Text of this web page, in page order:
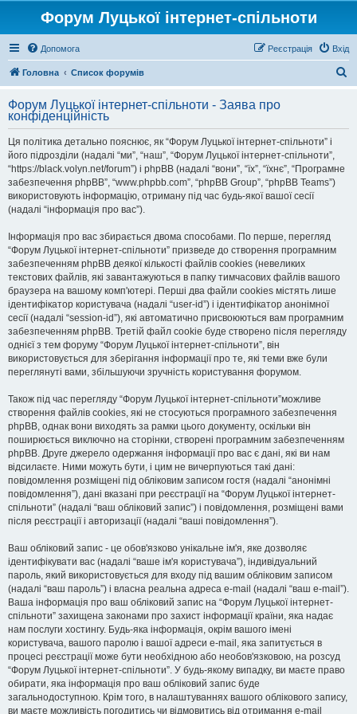
Форум Луцької інтернет-спільноти
Допомога Вхід
Реєстрація
Головна Список форумів
у
Форум Луцької інтернет-спільноти - Заява про
конфіденційність
Ця політика детально пояснює, як “Форум Луцької інтернет-спільноти” і
його підрозділи (надалі “ми”, “наш”, “Форум Луцької інтернет-спільноти”,
“https://black.volyn.net/forum”) і phpBB (надалі “вони”, “їх”, “їхнє”, “Програмне
забезпечення phpBB”, “www.phpbb.com”, “phpBB Group”, “phpBB Teams”)
використовують інформацію, отриману під час будь-якої вашої сесії
(надалі “інформація про вас”).
Інформація про вас збирається двома способами. По перше, перегляд
“Форум Луцької інтернет-спільноти” призведе до створення програмним
забезпеченням phpBB деякої кількості файлів cookies (невеликих
текстових файлів, які завантажуються в папку тимчасових файлів вашого
браузера на вашому комп'ютері. Перші два файли cookies містять лише
ідентифікатор користувача (надалі “user-id”) і ідентифікатор анонімної
сесії (надалі “session-id”), які автоматично присвоюються вам програмним
забезпеченням phpBB. Третій файл cookie буде створено після перегляду
однієї з тем форуму “Форум Луцької інтернет-спільноти”, він
використовується для зберігання інформації про те, які теми вже були
переглянуті вами, збільшуючи зручність користування форумом.
Також під час перегляду “Форум Луцької інтернет-спільноти”можливе
створення файлів cookies, які не стосуються програмного забезпечення
phpBB, однак вони виходять за рамки цього документу, оскільки він
поширюється виключно на сторінки, створені програмним забезпеченням
phpBB. Друге джерело одержання інформації про вас є дані, які ви нам
відсилаєте. Ними можуть бути, і цим не вичерпуються такі дані:
повідомлення розміщені під обліковим записом гостя (надалі “анонімні
повідомлення”), дані вказані при реєстрації на “Форум Луцької інтернет-
спільноти” (надалі “ваш обліковий запис”) і повідомлення, розміщені вами
після реєстрації і авторизації (надалі “ваші повідомлення”).
Ваш обліковий запис - це обов'язково унікальне ім'я, яке дозволяє
ідентифікувати вас (надалі “ваше ім'я користувача”), індивідуальний
пароль, який використовується для входу під вашим обліковим записом
(надалі “ваш пароль”) і власна реальна адреса e-mail (надалі “ваш e-mail”).
Ваша інформація про ваш обліковий запис на “Форум Луцької інтернет-
спільноти” захищена законами про захист інформації країни, яка надає
нам послуги хостингу. Будь-яка інформація, окрім вашого імені
користувача, вашого паролю і вашої адреси e-mail, яка запитується в
процесі реєстрації може бути необхідною або необов'язковою, на розсуд
“Форум Луцької інтернет-спільноти”. У будь-якому випадку, ви маєте право
обирати, яка інформація про ваш обліковий запис буде
загальнодоступною. Крім того, в налаштуваннях вашого облікового запису,
ви маєте можливість погодитись чи відмовитись від отримання e-mail